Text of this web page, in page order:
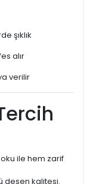
şıklık
alır
verilir
ile hem zarif
desen kalitesi.